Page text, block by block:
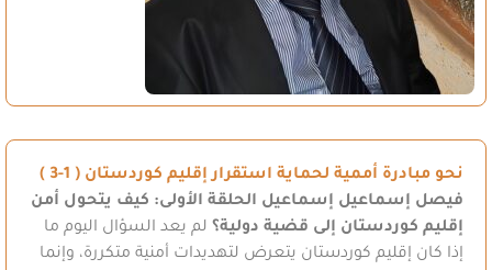
نحو مبادرة أممية لحماية استقرار إقليم كوردستان ( 1-3 )
فيصل إسماعيل إسماعيل الحلقة الأولى: كيف يتحول أمن
إقليم كوردستان إلى قضية دولية؟ لم يعد السؤال اليوم ما
إذا كان إقليم كوردستان يتعرض لتهديدات أمنية متكررة، وإنما